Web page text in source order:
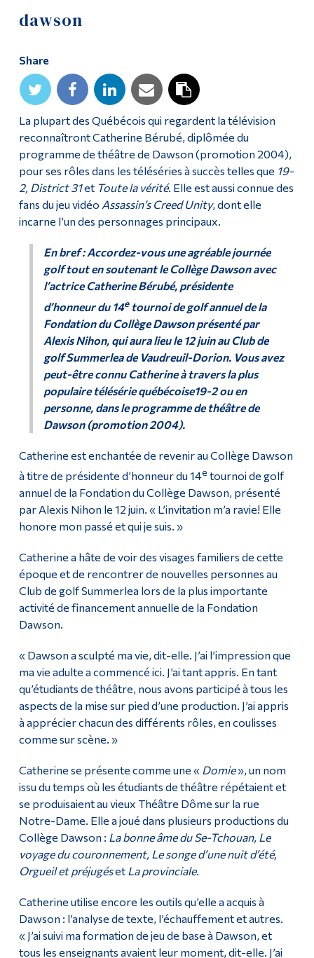
dawson
Share
La plupart des Québécois qui regardent la télévision
reconnaîtront Catherine Bérubé, diplômée du
programme de théâtre de Dawson (promotion 2004),
pour ses rôles dans les téléséries à succès telles que 19-
2, District 31et Toute la vérité. Elle est aussi connue des
fans du jeu vidéo Assassin’s Creed Unity, dont elle
incarne l’un des personnages principaux.
En bref : Accordez-vous une agréable journée
golf tout en soutenant le Collège Dawson avec
l’actrice Catherine Bérubé, présidente
d’honneur du 14etournoi de golf annuel de la
Fondation du Collège Dawson présenté par
Alexis Nihon, qui aura lieu le 12 juin au Club de
golf Summerlea de Vaudreuil-Dorion. Vous avez
peut-être connu Catherine à travers la plus
populaire télésérie québécoise19-2ou en
personne, dans le programme de théâtre de
Dawson (promotion 2004).
Catherine est enchantée de revenir au Collège Dawson
à titre de présidente d’honneur du 14e tournoi de golf
annuel de la Fondation du Collège Dawson, présenté
par Alexis Nihon le 12 juin. « L’invitation m’a ravie! Elle
honore mon passé et qui je suis. »
Catherine a hâte de voir des visages familiers de cette
époque et de rencontrer de nouvelles personnes au
Club de golf Summerlea lors de la plus importante
activité de financement annuelle de la Fondation
Dawson.
« Dawson a sculpté ma vie, dit-elle. J’ai l’impression que
ma vie adulte a commencé ici. J’ai tant appris. En tant
qu’étudiants de théâtre, nous avons participé à tous les
aspects de la mise sur pied d’une production. J’ai appris
à apprécier chacun des différents rôles, en coulisses
comme sur scène. »
Catherine se présente comme une « Domie», un nom
issu du temps où les étudiants de théâtre répétaient et
se produisaient au vieux Théâtre Dôme sur la rue
Notre-Dame. Elle a joué dans plusieurs productions du
Collège Dawson : La bonne âme du Se-Tchouan, Le
voyage du couronnement, Le songe d’une nuit d’été,
Orgueil et préjugéset La provinciale.
Catherine utilise encore les outils qu’elle a acquis à
Dawson : l’analyse de texte, l’échauffement et autres.
« J’ai suivi ma formation de jeu de base à Dawson, et
tous les enseignants avaient leur moment, dit-elle. J’ai